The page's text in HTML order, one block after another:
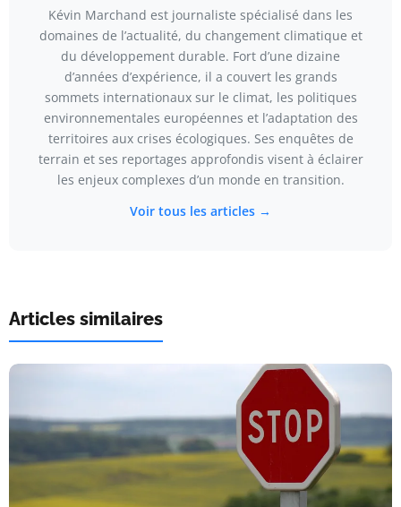
Kévin Marchand est journaliste spécialisé dans les
domaines de l’actualité, du changement climatique et
du développement durable. Fort d’une dizaine
d’années d’expérience, il a couvert les grands
sommets internationaux sur le climat, les politiques
environnementales européennes et l’adaptation des
territoires aux crises écologiques. Ses enquêtes de
terrain et ses reportages approfondis visent à éclairer
les enjeux complexes d’un monde en transition.
Voir tous les articles →
Articles similaires